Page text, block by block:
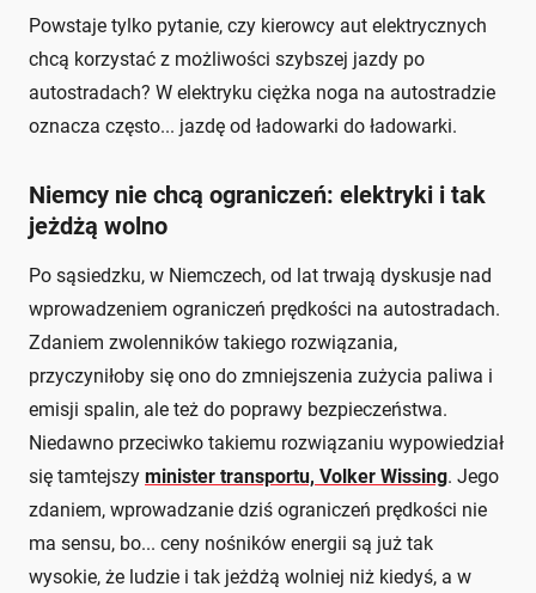
Powstaje tylko pytanie, czy kierowcy aut elektrycznych
chcą korzystać z możliwości szybszej jazdy po
autostradach? W elektryku ciężka noga na autostradzie
oznacza często... jazdę od ładowarki do ładowarki.
Niemcy nie chcą ograniczeń: elektryki i tak
jeżdżą wolno
Po sąsiedzku, w Niemczech, od lat trwają dyskusje nad
wprowadzeniem ograniczeń prędkości na autostradach.
Zdaniem zwolenników takiego rozwiązania,
przyczyniłoby się ono do zmniejszenia zużycia paliwa i
emisji spalin, ale też do poprawy bezpieczeństwa.
Niedawno przeciwko takiemu rozwiązaniu wypowiedział
się tamtejszy minister transportu, Volker Wissing. Jego
zdaniem, wprowadzanie dziś ograniczeń prędkości nie
ma sensu, bo... ceny nośników energii są już tak
wysokie, że ludzie i tak jeżdżą wolniej niż kiedyś, a w